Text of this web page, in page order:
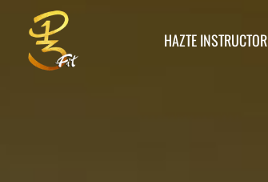
HAZTE INSTRUCTOR